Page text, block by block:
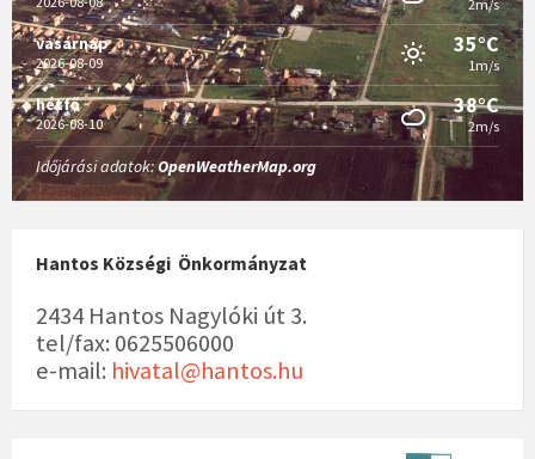
2m/s
vasárnap
2026-08-09
35°C
1m/s
hétfő
2026-08-10
38°C
2m/s
Időjárási adatok:OpenWeatherMap.org
Hantos Községi Önkormányzat
2434 Hantos Nagylóki út 3.
tel/fax: 0625506000
e-mail: hivatal@hantos.hu